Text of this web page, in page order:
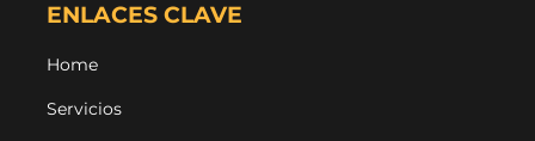
ENLACES CLAVE
Home
Servicios